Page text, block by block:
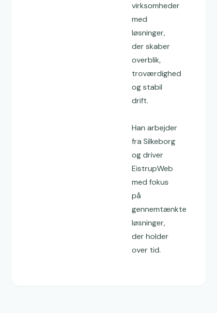
virksomheder
med
løsninger,
der skaber
overblik,
troværdighed
og stabil
drift.
Han arbejder
fra Silkeborg
og driver
EistrupWeb
med fokus
på
gennemtænkte
løsninger,
der holder
over tid.